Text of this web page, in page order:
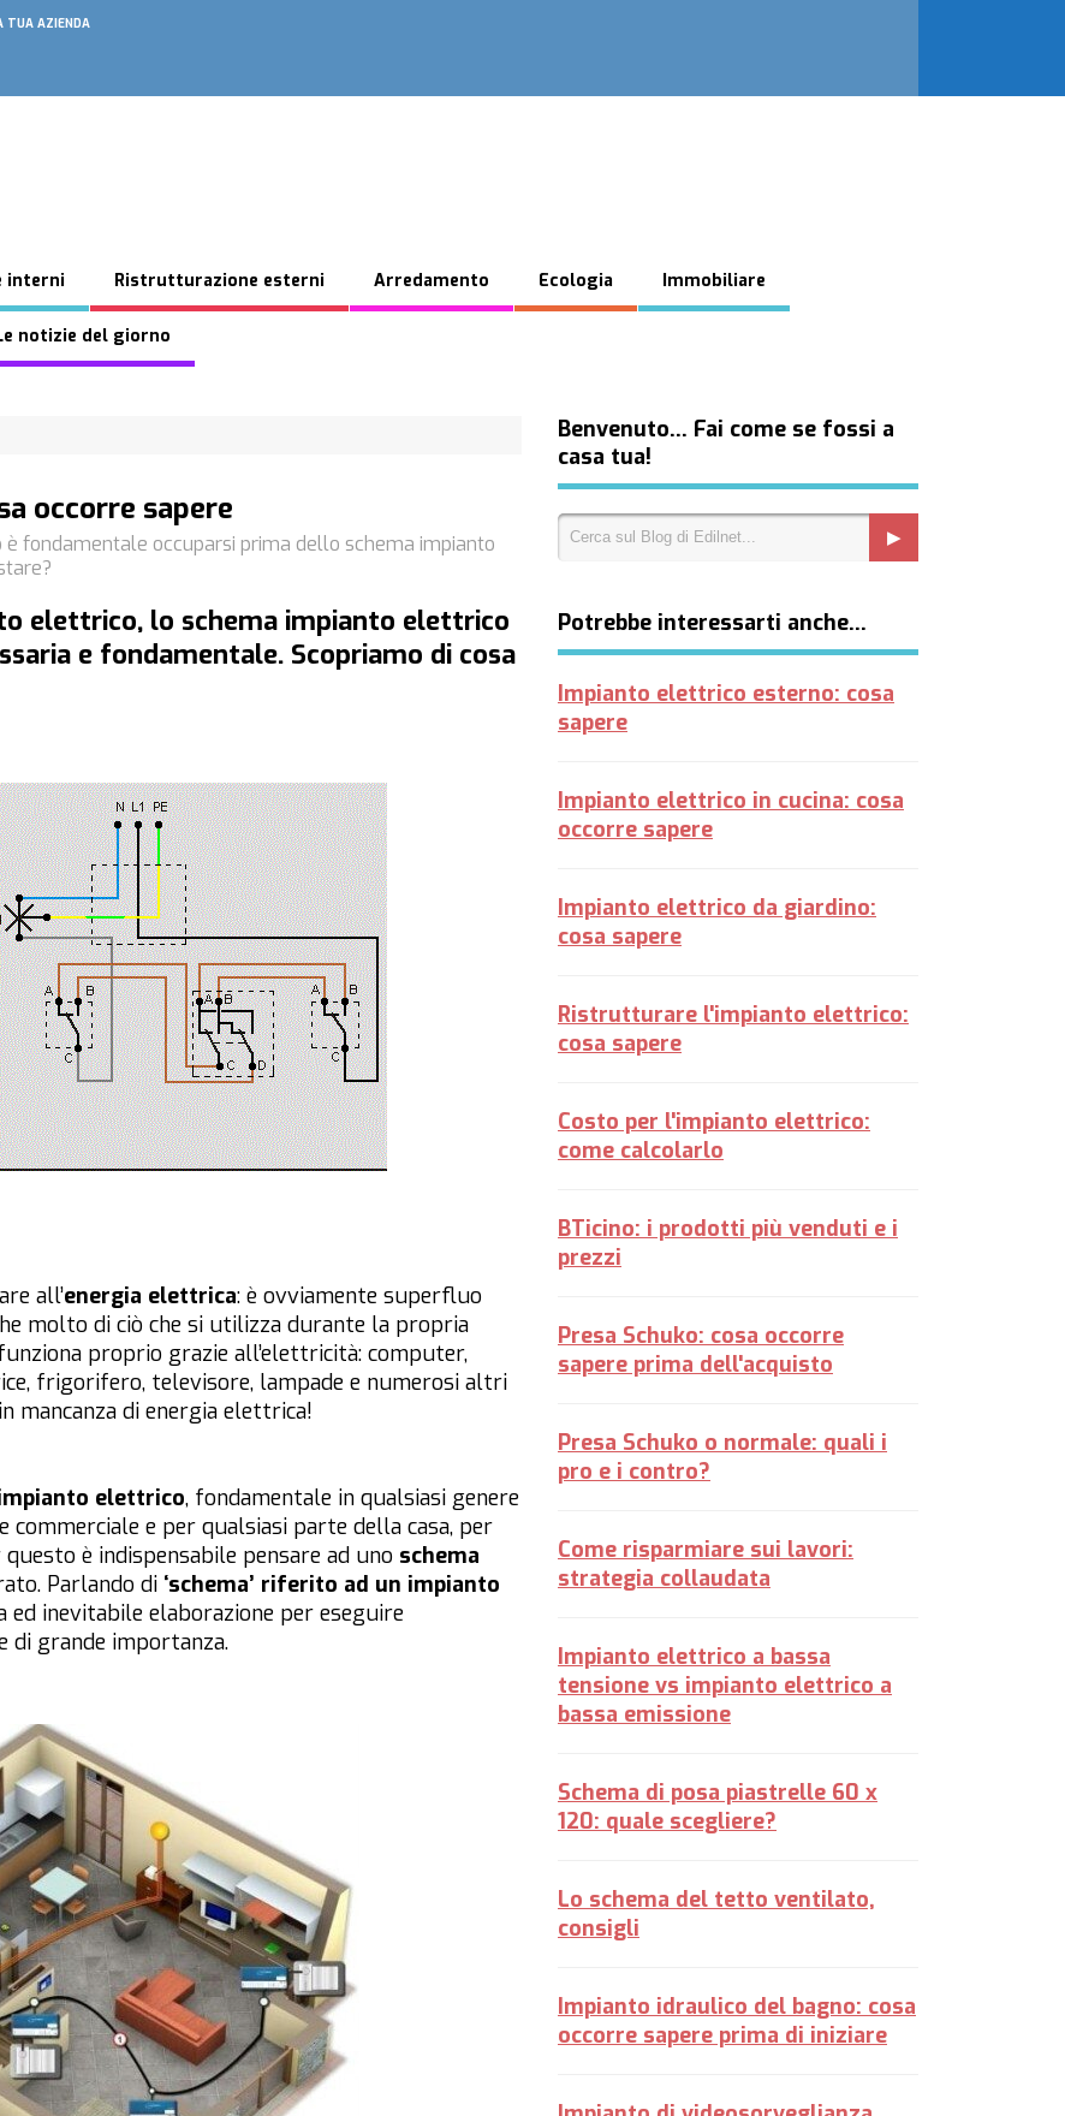
TUA AZIENDA
interni Ristrutturazione esterni Arredamento Ecologia Immobiliare
notizie del giorno
occorre sapere
fondamentale occuparsi prima dello schema impianto
elettrico, lo schema impianto elettrico
e fondamentale. Scopriamo di cosa
all’energia elettrica: è ovviamente superfluo
molto di ciò che si utilizza durante la propria
proprio grazie all’elettricità: computer,
frigorifero, televisore, lampade e numerosi altri
mancanza di energia elettrica!
elettrico, fondamentale in qualsiasi genere
commerciale e per qualsiasi parte della casa, per
questo è indispensabile pensare ad uno schema
Parlando di ‘schema’ riferito ad un impianto
ed inevitabile elaborazione per eseguire
di grande importanza.
Benvenuto… Fai come se fossi a
casa tua!
Potrebbe interessarti anche…
Impianto elettrico esterno: cosa
sapere
Impianto elettrico in cucina: cosa
occorre sapere
Impianto elettrico da giardino:
cosa sapere
Ristrutturare l'impianto elettrico:
cosa sapere
Costo per l'impianto elettrico:
come calcolarlo
BTicino: i prodotti più venduti e i
prezzi
Presa Schuko: cosa occorre
sapere prima dell'acquisto
Presa Schuko o normale: quali i
pro e i contro?
Come risparmiare sui lavori:
strategia collaudata
Impianto elettrico a bassa
tensione vs impianto elettrico a
bassa emissione
Schema di posa piastrelle 60 x
120: quale scegliere?
Lo schema del tetto ventilato,
consigli
Impianto idraulico del bagno: cosa
occorre sapere prima di iniziare